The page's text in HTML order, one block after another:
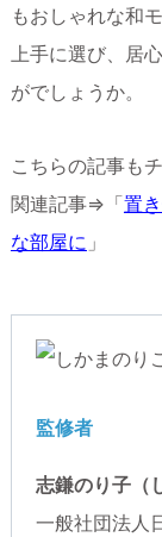
もおしゃれな和
上手に選び、居
がでしょうか。
こちらの記事も
関連記事⇒「置
な部屋に 」
監修者
志鎌のり子（
一般社団法人